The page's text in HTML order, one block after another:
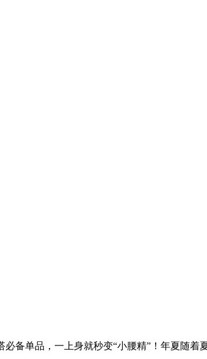
单品，一上身就秒变“小腰精”！年夏随着